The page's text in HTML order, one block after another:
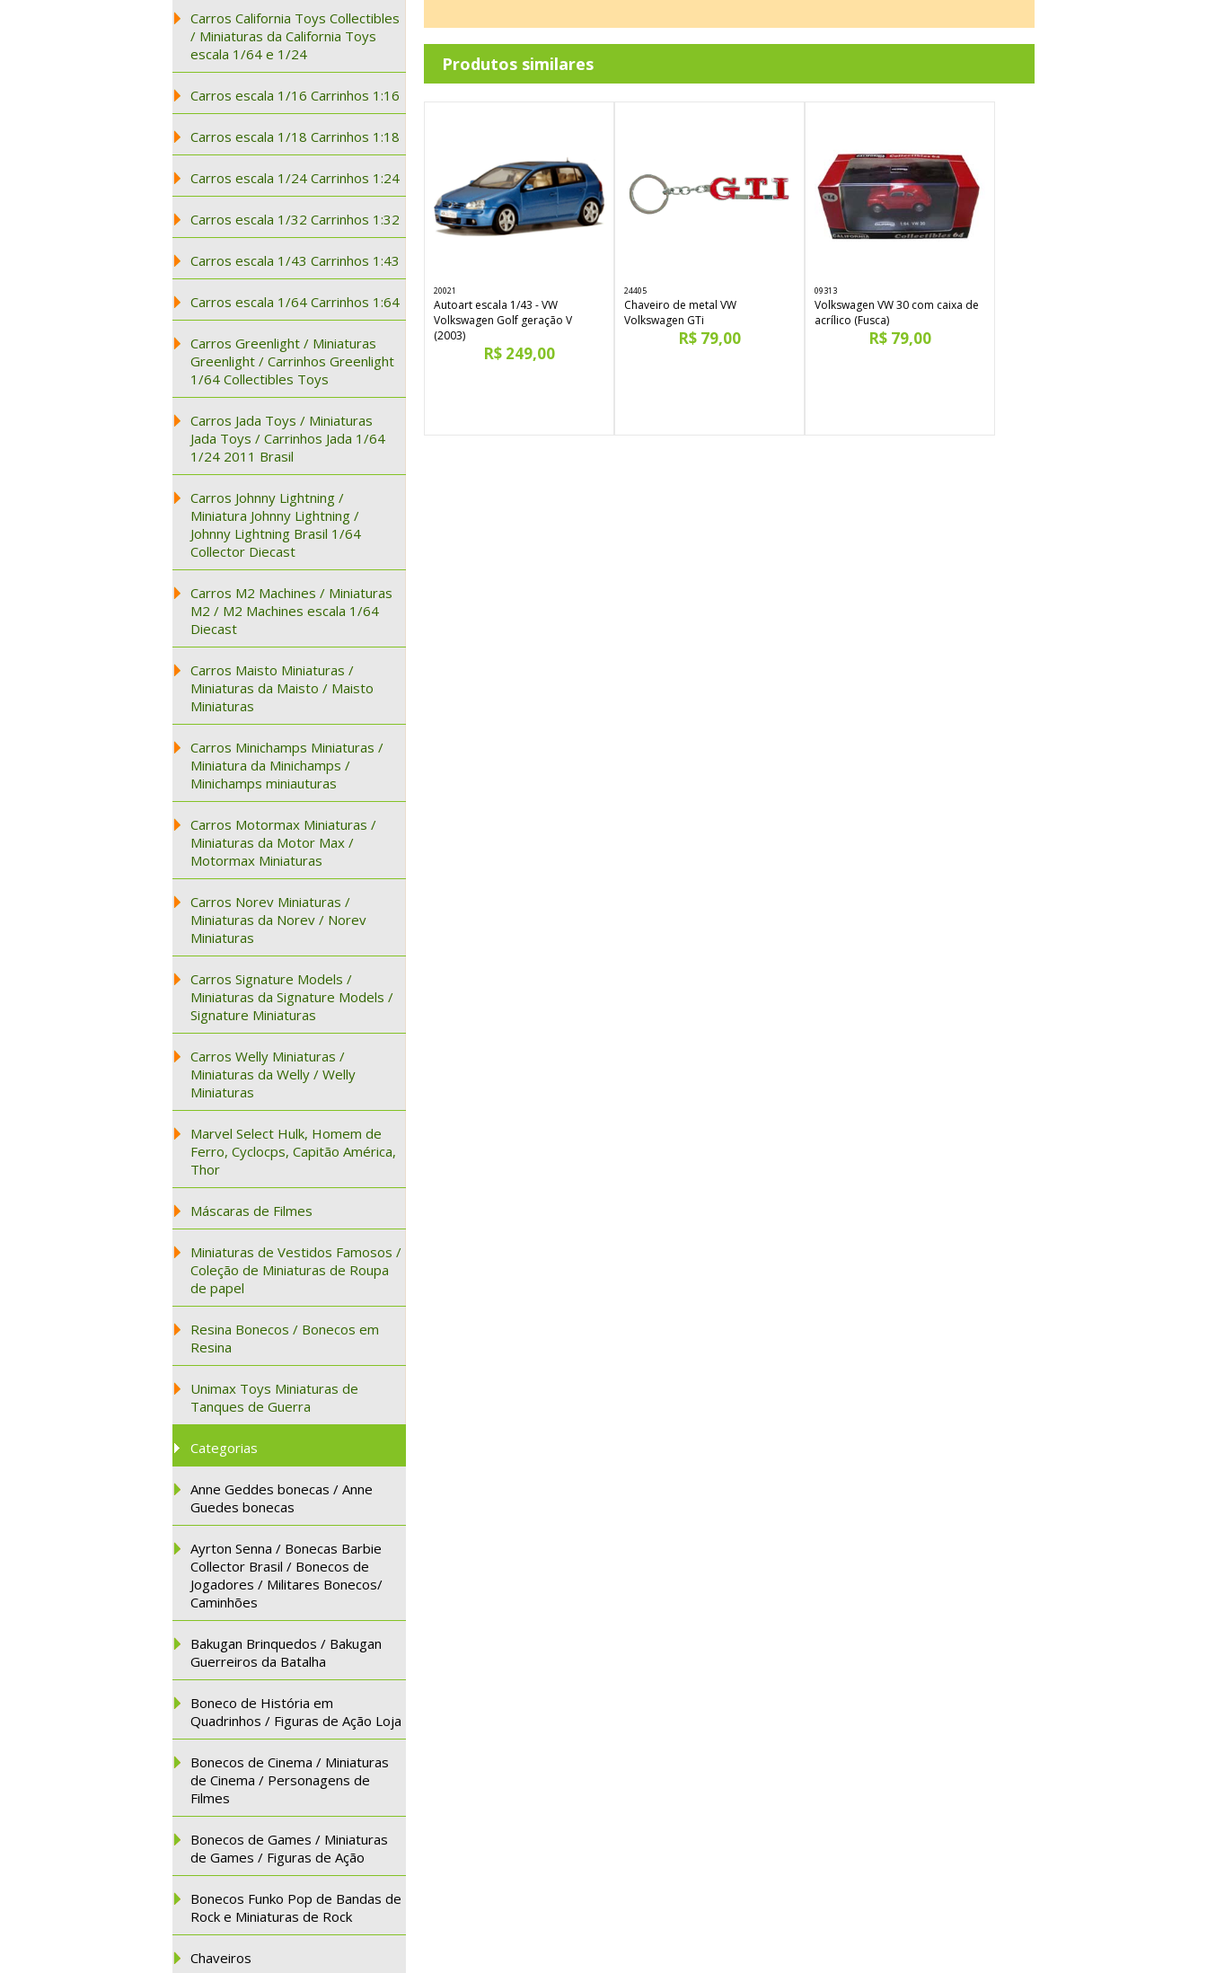
Carros California Toys Collectibles
/ Miniaturas da California Toys
escala 1/64 e 1/24
Carros escala 1/16 Carrinhos 1:16
Carros escala 1/18 Carrinhos 1:18
Carros escala 1/24 Carrinhos 1:24
Carros escala 1/32 Carrinhos 1:32
Carros escala 1/43 Carrinhos 1:43
Carros escala 1/64 Carrinhos 1:64
Carros Greenlight / Miniaturas
Greenlight / Carrinhos Greenlight
1/64 Collectibles Toys
Carros Jada Toys / Miniaturas
Jada Toys / Carrinhos Jada 1/64
1/24 2011 Brasil
Carros Johnny Lightning /
Miniatura Johnny Lightning /
Johnny Lightning Brasil 1/64
Collector Diecast
Carros M2 Machines / Miniaturas
M2 / M2 Machines escala 1/64
Diecast
Carros Maisto Miniaturas /
Miniaturas da Maisto / Maisto
Miniaturas
Carros Minichamps Miniaturas /
Miniatura da Minichamps /
Minichamps miniauturas
Carros Motormax Miniaturas /
Miniaturas da Motor Max /
Motormax Miniaturas
Carros Norev Miniaturas /
Miniaturas da Norev / Norev
Miniaturas
Carros Signature Models /
Miniaturas da Signature Models /
Signature Miniaturas
Carros Welly Miniaturas /
Miniaturas da Welly / Welly
Miniaturas
Marvel Select Hulk, Homem de
Ferro, Cyclocps, Capitão América,
Thor
Máscaras de Filmes
Miniaturas de Vestidos Famosos /
Coleção de Miniaturas de Roupa
de papel
Resina Bonecos / Bonecos em
Resina
Unimax Toys Miniaturas de
Tanques de Guerra
Categorias
Anne Geddes bonecas / Anne
Guedes bonecas
Ayrton Senna / Bonecas Barbie
Collector Brasil / Bonecos de
Jogadores / Militares Bonecos/
Caminhões
Bakugan Brinquedos / Bakugan
Guerreiros da Batalha
Boneco de História em
Quadrinhos / Figuras de Ação Loja
Bonecos de Cinema / Miniaturas
de Cinema / Personagens de
Filmes
Bonecos de Games / Miniaturas
de Games / Figuras de Ação
Bonecos Funko Pop de Bandas de
Rock e Miniaturas de Rock
Chaveiros
Produtos similares
20021
Autoart escala 1/43 - VW
Volkswagen Golf geração V
(2003)
R$ 249,00
24405
Chaveiro de metal VW
Volkswagen GTi
R$ 79,00
09313
Volkswagen VW 30 com caixa de
acrílico (Fusca)
R$ 79,00